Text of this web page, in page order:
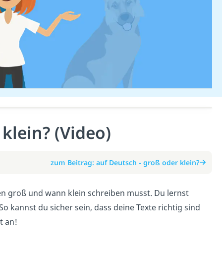
(Video)
zum Beitrag: auf Deutsch - groß oder klein?
groß und wann klein schreiben musst. Du lernst
kannst du sicher sein, dass deine Texte richtig sind
an!